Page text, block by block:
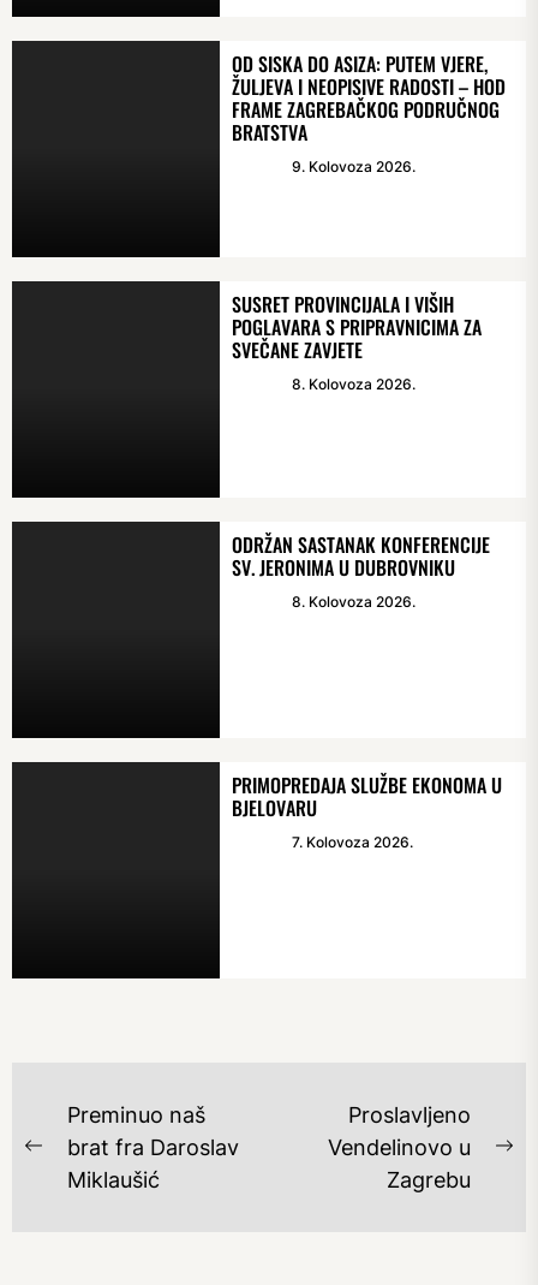
OD SISKA DO ASIZA: PUTEM VJERE,
ŽULJEVA I NEOPISIVE RADOSTI – HOD
FRAME ZAGREBAČKOG PODRUČNOG
BRATSTVA
9. Kolovoza 2026.
SUSRET PROVINCIJALA I VIŠIH
POGLAVARA S PRIPRAVNICIMA ZA
SVEČANE ZAVJETE
8. Kolovoza 2026.
ODRŽAN SASTANAK KONFERENCIJE
SV. JERONIMA U DUBROVNIKU
8. Kolovoza 2026.
PRIMOPREDAJA SLUŽBE EKONOMA U
BJELOVARU
7. Kolovoza 2026.
NAVIGACIJA
OBJAVA
Previous
post:
Preminuo naš
brat fra Daroslav
Miklaušić
Proslavljeno
Vendelinovo u
Zagrebu